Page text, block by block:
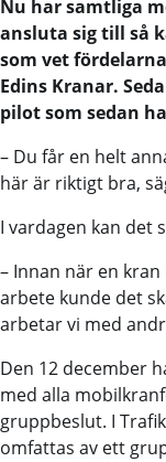
Nu har samtliga
ansluta sig till så
som vet
Edins Kranar.
pilot som sedan
– Du får en helt
här är riktigt bra,
I vardagen kan det
– Innan när en
arbete kunde det
arbetar vi med
Den 12 december
med alla
gruppbeslut. I
omfattas av ett